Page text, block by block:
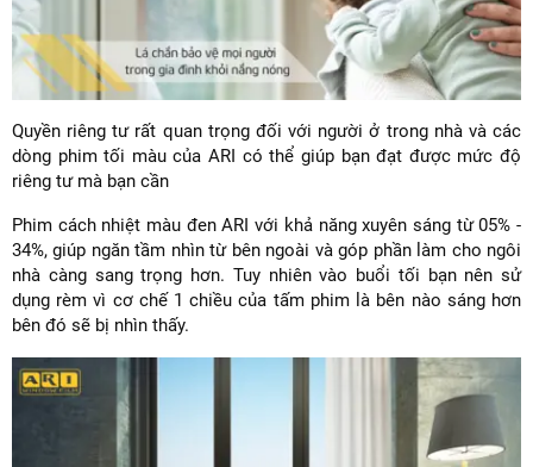
Quyền riêng tư rất quan trọng đối với người ở trong nhà và các
dòng phim tối màu của ARI có thể giúp bạn đạt được mức độ
riêng tư mà bạn cần
Phim cách nhiệt màu đen ARI với khả năng xuyên sáng từ 05% -
34%, giúp ngăn tầm nhìn từ bên ngoài và góp phần làm cho ngôi
nhà càng sang trọng hơn. Tuy nhiên vào buổi tối bạn nên sử
dụng rèm vì cơ chế 1 chiều của tấm phim là bên nào sáng hơn
bên đó sẽ bị nhìn thấy.